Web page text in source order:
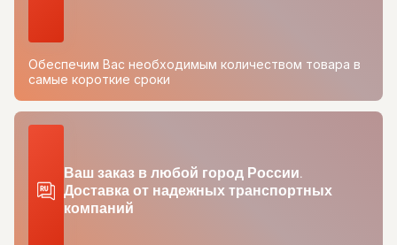
Обеспечим Вас необходимым количеством товара в
самые короткие сроки
Ваш заказ в любой город России.
Доставка от надежных транспортных
компаний